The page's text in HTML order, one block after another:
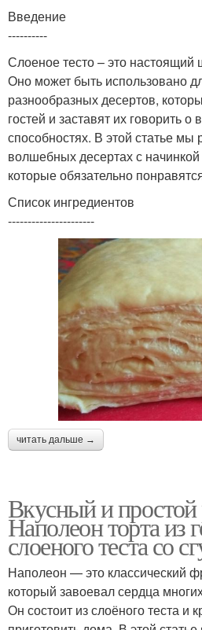
Введение
----------
Слоеное тесто – это
Оно может быть использовано
разнообразных десертов,
гостей и заставят их говорить
способностях. В этой статье
волшебных десертах с начинкой
которые обязательно
Список ингредиентов
----------------------
читать дальше →
Вкусный и простой
Наполеон торта из
слоеного теста со
Наполеон — это классический
который завоевал сердца
Он состоит из слоёного теста и